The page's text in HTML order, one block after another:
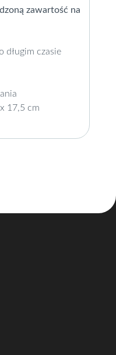
zawartość na
długim czasie
17,5 cm